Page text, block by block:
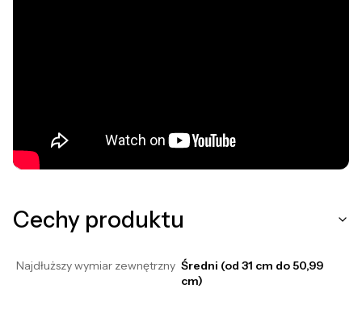
Cechy produktu
Najdłuższy wymiar zewnętrzny Średni (od 31 cm do 50,99
cm)